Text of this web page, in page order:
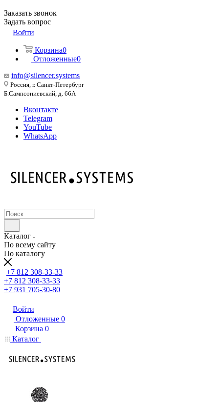
Заказать звонок
Задать вопрос
Войти
Корзина0
Отложенные0
info@silencer.systems
Россия, г. Санкт-Петербург
Б.Сампсониевский, д. 66А
Вконтакте
Telegram
YouTube
WhatsApp
Каталог
По всему сайту
По каталогу
+7 812 308-33-33
+7 812 308-33-33
+7 931 705-30-80
Войти
Отложенные 0
Корзина 0
Каталог